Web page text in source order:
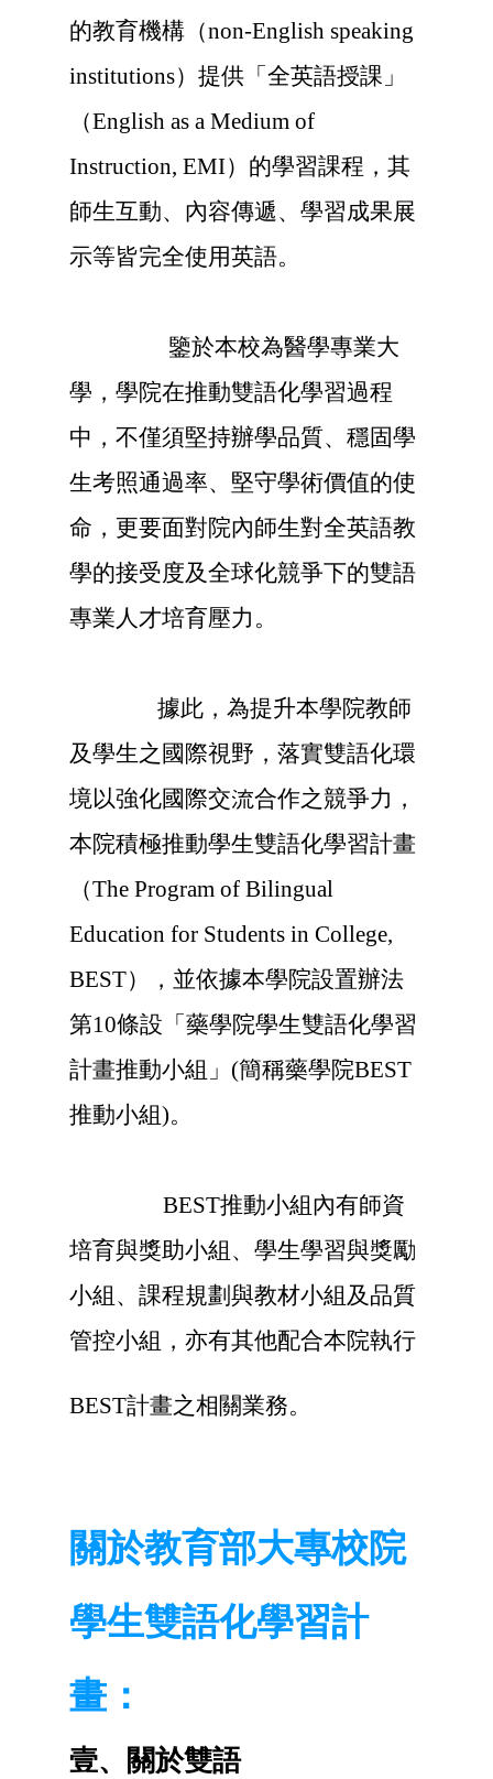
的教育機構（non-English speaking
institutions） 提供「全英語授課」
（English as a Medium of
Instruction, EMI） 的學習課程，其
師生互動、內容傳遞、學習成果展
示等皆完全使用英語。
鑒於本校為醫學專業大
學，學院在推動雙語化學習過程
中，不僅須堅持辦學品質、穩固學
生考照通過率、堅守學術價值的使
命，更要面對院內師生對全英語教
學的接受度及全球化競爭下的雙語
專業人才培育壓力。
據此， 為提升本學院教師
及學生之國際視野，落實雙語化環
境以強化國際交流合作之競爭力 ，
本院積極推動學生雙語化學習計畫
（The Program of Bilingual
Education for Students in College,
BEST），並依據本學院設置辦法
第10條設「藥學院學生雙語化學習
計畫推動小組」(簡稱藥學院BEST
推動小組)。
BEST推動小組內有師資
培育與獎助小組、學生學習與獎勵
小組、課程規劃與教材小組及品質
管控小組，亦有其他配合本院執行
BEST計畫之相關業務。
關於教育部大專校院
學生雙語化學習計
畫：
壹、關於雙語